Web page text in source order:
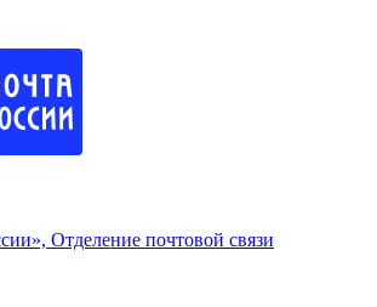
Отделение почтовой связи